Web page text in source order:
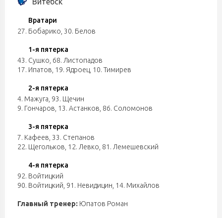
Вратари
27. Бобарико 30. Белов
1-я пятерка
43. Сушко 68. Листопадов
17. Ипатов 19. Ядроец 10. Тимирев
2-я пятерка
4. Мажуга 93. Щечин
9. Гончаров 13. Астанков 86. Соломонов
3-я пятерка
7. Кафеев 33. Степанов
22. Щегольков 12. Левко 81. Лемешевский
4-я пятерка
92. Войтицкий
90. Войтицкий 91. Невидицин 14. Михайлов
Главный тренер: Юпатов Роман